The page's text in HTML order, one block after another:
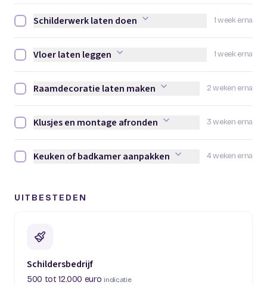
1 week erna
Schilderwerk laten doen afvinken
Schilderwerk laten doen
1 week erna
Vloer laten leggen afvinken
Vloer laten leggen
2 weken erna
Raamdecoratie laten maken afvinken
Raamdecoratie laten maken
3 weken erna
Klusjes en montage afronden afvinken
Klusjes en montage afronden
4 weken erna
Keuken of badkamer aanpakken afvinken
Keuken of badkamer aanpakken
UITBESTEDEN
Schildersbedrijf
500 tot 12.000 euro indicatie